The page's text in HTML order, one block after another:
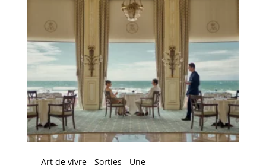
Art de vivre Sorties Une